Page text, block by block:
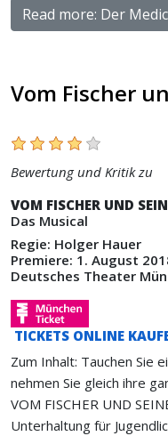
Read more: Der
Vom Fischer
Bewertung und Kritik zu
VOM FISCHER UND
Das Musical
Regie: Holger Hauer
Premiere: 1. August
Deutsches Theater
TICKETS ONLINE
Zum Inhalt: Tauchen Sie
nehmen Sie gleich ihre
VOM FISCHER UND
Unterhaltung für